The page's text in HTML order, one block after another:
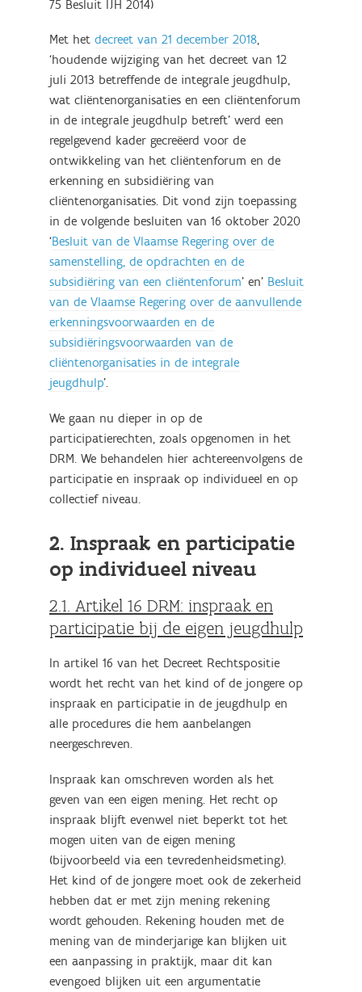
75 Besluit IJH 2014)
Met het decreet van 21 december 2018,
‘houdende wijziging van het decreet van 12
juli 2013 betreffende de integrale jeugdhulp,
wat cliëntenorganisaties en een cliëntenforum
in de integrale jeugdhulp betreft’ werd een
regelgevend kader gecreëerd voor de
ontwikkeling van het cliëntenforum en de
erkenning en subsidiëring van
cliëntenorganisaties. Dit vond zijn toepassing
in de volgende besluiten van 16 oktober 2020
‘Besluit van de Vlaamse Regering over de
samenstelling, de opdrachten en de
subsidiëring van een cliëntenforum’ en’ Besluit
van de Vlaamse Regering over de aanvullende
erkenningsvoorwaarden en de
subsidiëringsvoorwaarden van de
cliëntenorganisaties in de integrale
jeugdhulp'.
We gaan nu dieper in op de
participatierechten, zoals opgenomen in het
DRM. We behandelen hier achtereenvolgens de
participatie en inspraak op individueel en op
collectief niveau.
2. Inspraak en participatie
op individueel niveau
2.1. Artikel 16 DRM: inspraak en
participatie bij de eigen jeugdhulp
In artikel 16 van het Decreet Rechtspositie
wordt het recht van het kind of de jongere op
inspraak en participatie in de jeugdhulp en
alle procedures die hem aanbelangen
neergeschreven.
Inspraak kan omschreven worden als het
geven van een eigen mening. Het recht op
inspraak blijft evenwel niet beperkt tot het
mogen uiten van de eigen mening
(bijvoorbeeld via een tevredenheidsmeting).
Het kind of de jongere moet ook de zekerheid
hebben dat er met zijn mening rekening
wordt gehouden. Rekening houden met de
mening van de minderjarige kan blijken uit
een aanpassing in praktijk, maar dit kan
evengoed blijken uit een argumentatie